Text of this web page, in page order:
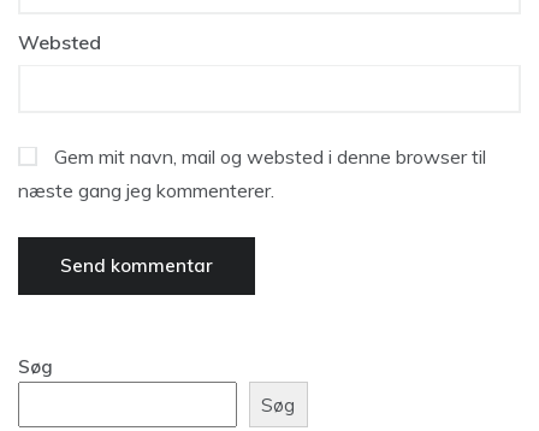
Websted
Gem mit navn, mail og websted i denne browser til
næste gang jeg kommenterer.
Søg
Søg